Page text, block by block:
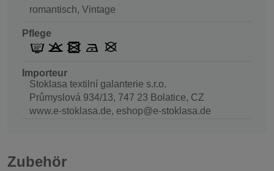
romantisch, Vintage
Pflege
Importeur
Stoklasa textilní galanterie s.r.o.
Průmyslová 934/13, 747 23 Bolatice, CZ
www.e-stoklasa.de, eshop@e-stoklasa.de
Zubehör